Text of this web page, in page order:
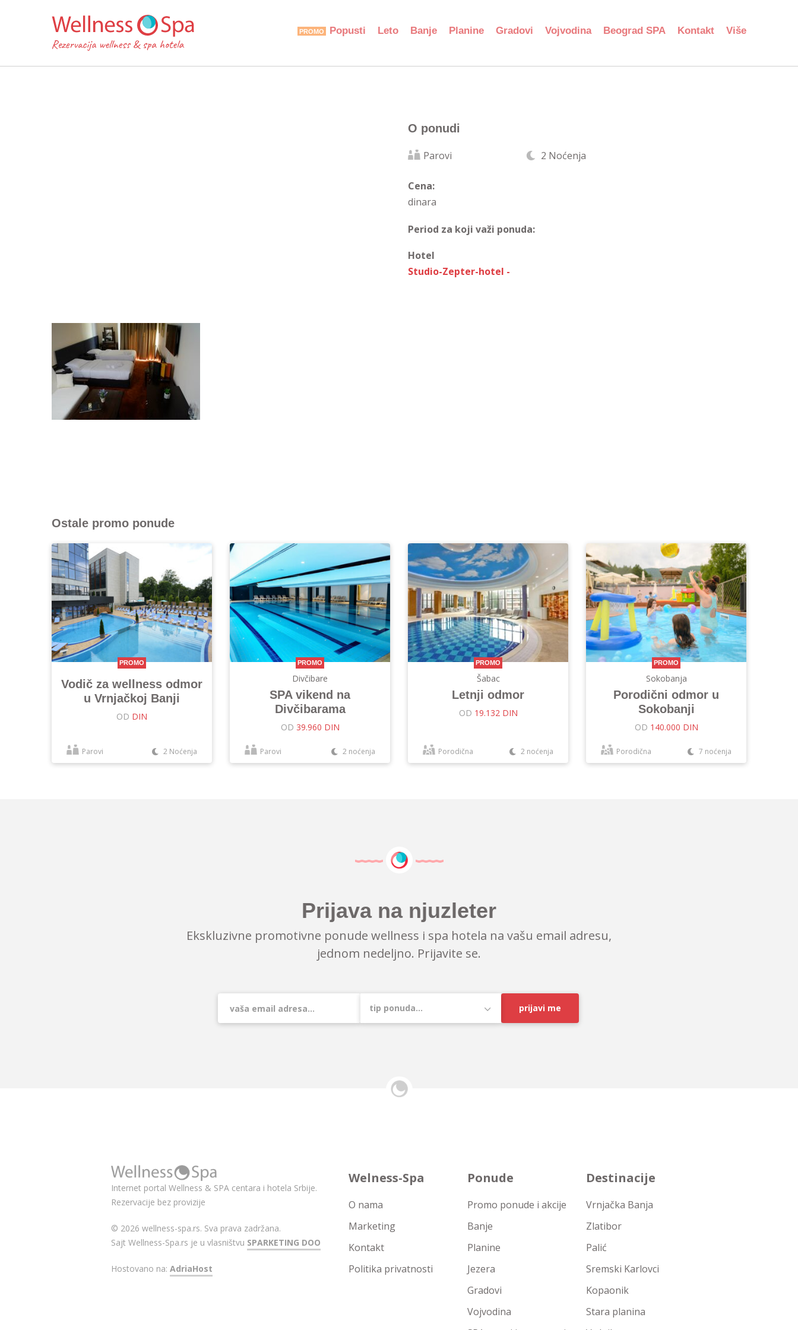
Popusti Leto Banje Planine Gradovi Vojvodina Beograd SPA Kontakt Više
O ponudi
Parovi 2 Noćenja
Cena:
dinara
Period za koji važi ponuda:
Hotel
Studio-Zepter-hotel -
Ostale promo ponude
PROMO
Vodič za wellness odmor
u Vrnjačkoj Banji
OD DIN
Parovi 2 Noćenja
PROMO
Divčibare
SPA vikend na
Divčibarama
OD 39.960 DIN
Parovi 2 noćenja
PROMO
Šabac
Letnji odmor
OD 19.132 DIN
Porodična 2 noćenja
PROMO
Sokobanja
Porodični odmor u
Sokobanji
OD 140.000 DIN
Porodična 7 noćenja
Prijava na njuzleter
Ekskluzivne promotivne ponude wellness i spa hotela na vašu email adresu,
jednom nedeljno. Prijavite se.
prijavi me
Internet portal Wellness & SPA centara i hotela Srbije.
Rezervacije bez provizije
© 2026 wellness-spa.rs. Sva prava zadržana.
Sajt Wellness-Spa.rs je u vlasništvu SPARKETING DOO
Hostovano na: AdriaHost
Welness-Spa
O nama
Marketing
Kontakt
Politika privatnosti
Ponude
Promo ponude i akcije
Banje
Planine
Jezera
Gradovi
Vojvodina
Destinacije
Vrnjačka Banja
Zlatibor
Palić
Sremski Karlovci
Kopaonik
Stara planina